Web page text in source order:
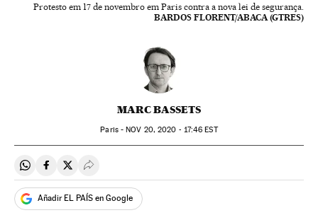
Protesto em 17 de novembro em Paris contra a nova lei de segurança.
BARDOS FLORENT/ABACA (GTRES)
MARC BASSETS
Paris -NOV 20, 2020 - 17:46 EST
Compartir en Whatsapp
Compartir en Facebook
Compartir en Twitter
Desplegar Redes Sociales
Añadir EL PAÍS en Google